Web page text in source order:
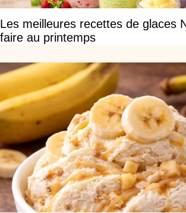
Les meilleures recettes de glaces
faire au printemps